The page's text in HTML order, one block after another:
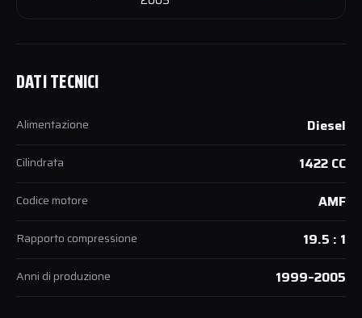
DATI TECNICI
Alimentazione Diesel
Cilindrata 1422 CC
Codice motore AMF
Rapporto compressione 19.5 : 1
Anni di produzione 1999–2005